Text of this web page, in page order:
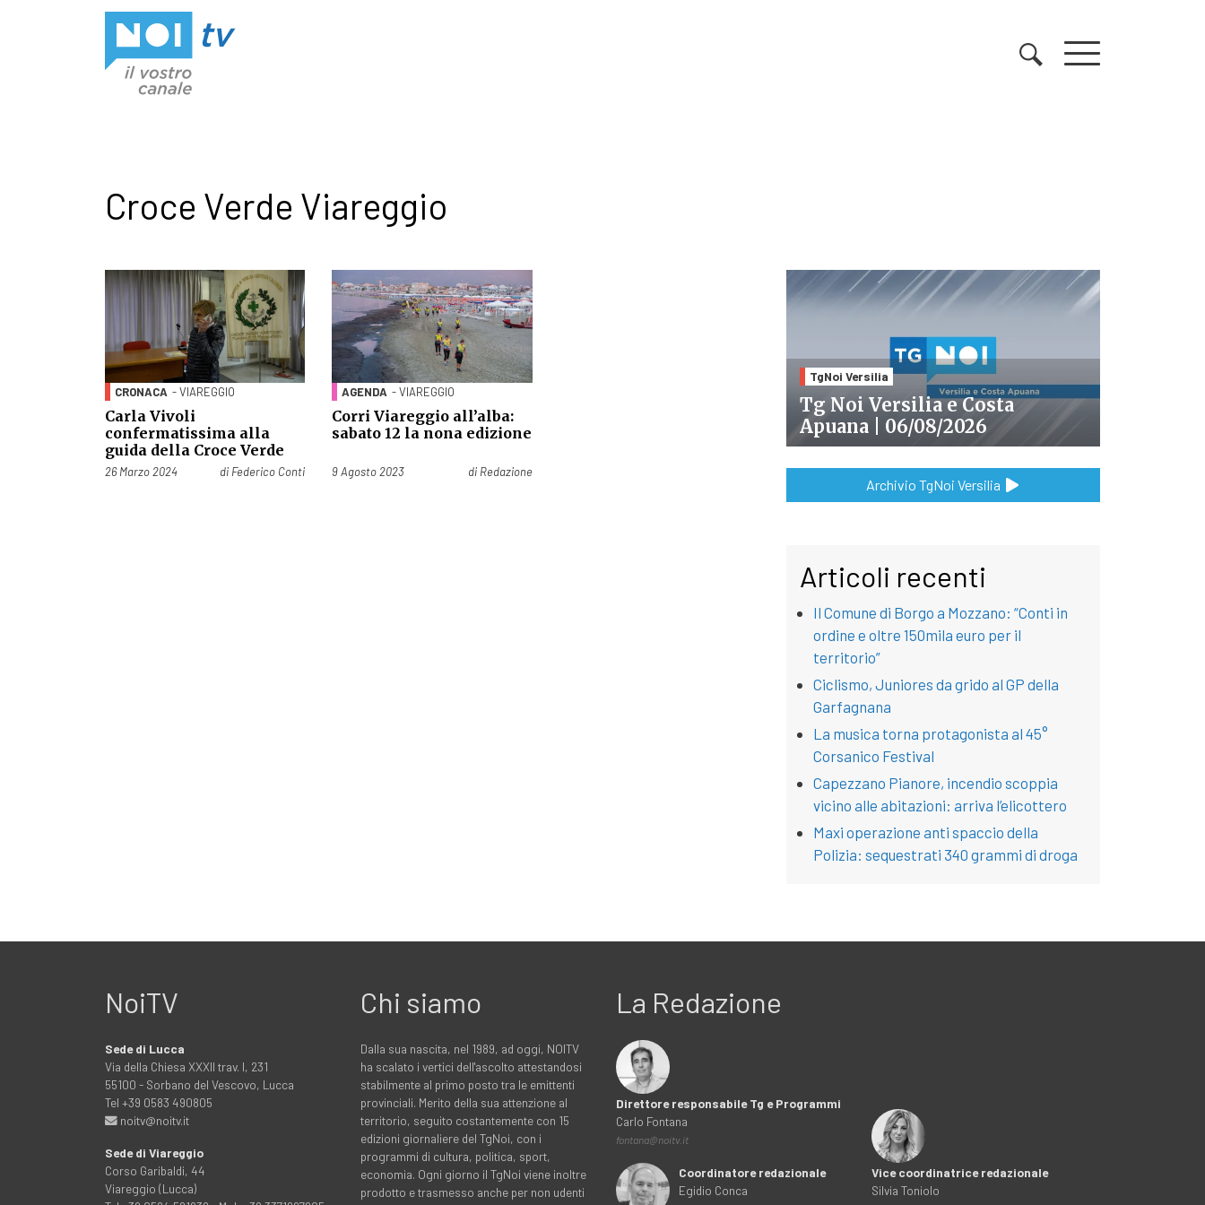
Croce Verde Viareggio
CRONACA - VIAREGGIO
Carla Vivoli
confermatissima alla
guida della Croce Verde
Pubblicato il
26 Marzo 2024 di Federico Conti
AGENDA - VIAREGGIO
Corri Viareggio all’alba:
sabato 12 la nona edizione
Pubblicato il
9 Agosto 2023 di Redazione
TgNoi Versilia
Tg Noi Versilia e Costa
Apuana | 06/08/2026
Archivio TgNoi Versilia
Articoli recenti
Il Comune di Borgo a Mozzano: “Conti in
ordine e oltre 150mila euro per il
territorio”
Ciclismo, Juniores da grido al GP della
Garfagnana
La musica torna protagonista al 45°
Corsanico Festival
Capezzano Pianore, incendio scoppia
vicino alle abitazioni: arriva l’elicottero
Maxi operazione anti spaccio della
Polizia: sequestrati 340 grammi di droga
NoiTV
Sede di Lucca
Via della Chiesa XXXII trav. I, 231
55100 - Sorbano del Vescovo, Lucca
Tel +39 0583 490805
noitv@noitv.it
Sede di Viareggio
Corso Garibaldi, 44
Viareggio (Lucca)
Chi siamo
Dalla sua nascita, nel 1989, ad oggi, NOITV
ha scalato i vertici dell'ascolto attestandosi
stabilmente al primo posto tra le emittenti
provinciali. Merito della sua attenzione al
territorio, seguito costantemente con 15
edizioni giornaliere del TgNoi, con i
programmi di cultura, politica, sport,
economia. Ogni giorno il TgNoi viene inoltre
prodotto e trasmesso anche per non udenti
La Redazione
Direttore responsabile Tg e Programmi
Carlo Fontana
fontana@noitv.it
Coordinatore redazionale
Egidio Conca
Vice coordinatrice redazionale
Silvia Toniolo